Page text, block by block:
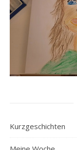
Kurzgeschichten